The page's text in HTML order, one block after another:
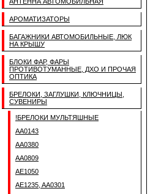
АРОМАТИЗАТОРЫ
БАГАЖНИКИ АВТОМОБИЛЬНЫЕ, ЛЮК
НА КРЫШУ
БЛОКИ ФАР, ФАРЫ
ПРОТИВОТУМАННЫЕ, ДХО И ПРОЧАЯ
ОПТИКА
БРЕЛОКИ, ЗАГЛУШКИ, КЛЮЧНИЦЫ,
СУВЕНИРЫ
!БРЕЛОКИ МУЛЬТЯШНЫЕ
AA0143
AA0380
AA0809
AE1050
AE1235, AA0301